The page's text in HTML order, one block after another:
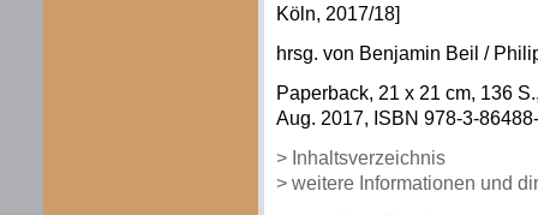
Köln, 2017/18]
hrsg. von Benjamin Beil /
Paperback, 21 x 21 cm, 136
Aug. 2017, ISBN 978-3-
> Inhaltsverzeichnis
> weitere Informationen und